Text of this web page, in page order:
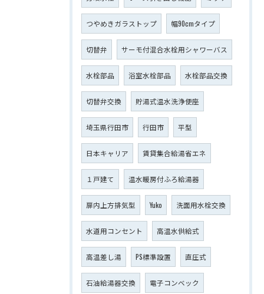
つやめきガラストップ 幅90cmタイプ
切替弁 サーモ付混合水栓用シャワーバス
水栓部品 浴室水栓部品 水栓部品交換
切替弁交換 貯湯式温水洗浄便座
埼玉県行田市 行田市 平型
日本キャリア 賃貸集合給湯省エネ
１戸建て 温水暖房付ふろ給湯器
扉内上方排気型 Yuko 洗面用水栓交換
水道用コンセント 高温水供給式
高温差し湯 PS標準設置 直圧式
石油給湯器交換 電子コンベック